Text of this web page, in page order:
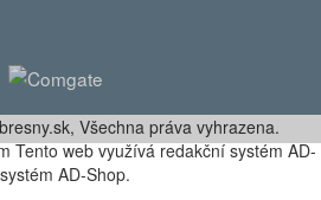
Všechna práva vyhrazena.
Tento web využívá redakční systém AD-
AD-Shop.